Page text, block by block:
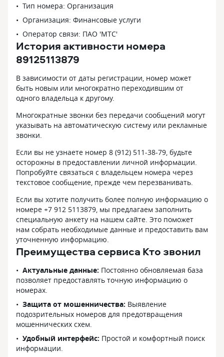
Тип номера: Организация
Организация: Финансовые услуги
Оператор связи: ПАО 'МТС'
История активности номера
89125113879
В зависимости от даты регистрации, номер может
быть новым или многократно переходившим от
одного владельца к другому.
Многократные звонки без передачи сообщений могут
указывать на автоматическую систему или рекламные
звонки.
Если вы не узнаете номер 8 (912) 511-38-79, будьте
осторожны в предоставлении личной информации.
Попробуйте связаться с владельцем номера через
текстовое сообщение, прежде чем перезванивать.
Если вы хотите получить более полную информацию о
номере +7 912 5113879, мы предлагаем заполнить
специальную анкету на нашем сайте. Это поможет
нам собрать необходимые данные и предоставить вам
уточненную информацию.
Преимущества сервиса Кто звонил
Актуальные данные: Постоянно обновляемая база
позволяет предоставлять точную информацию о
номерах.
Защита от мошенничества: Выявление
подозрительных номеров для предотвращения
мошеннических схем.
Удобный интерфейс: Простой и комфортный поиск
информации.